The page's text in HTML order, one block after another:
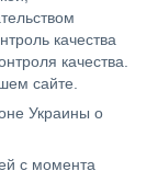
качества
качества.
сайте.
Украины о
с момента